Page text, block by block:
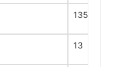
135
13